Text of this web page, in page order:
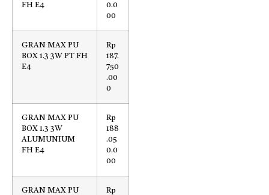
FH E4
0.0
00
GRAN MAX PU
BOX 1.3 3W PT FH
E4
Rp
187.
750
.00
0
GRAN MAX PU
BOX 1.3 3W
ALUMUNIUM
FH E4
Rp
188
.05
0.0
00
GRAN MAX PU
Rp